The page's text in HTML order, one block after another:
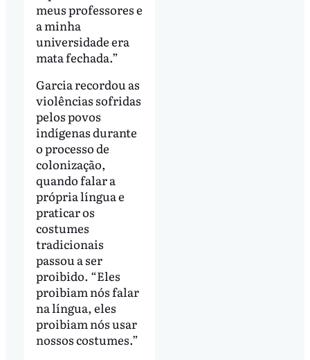
meus professores e
a minha
universidade era
mata fechada.”
Garcia recordou as
violências sofridas
pelos povos
indígenas durante
o processo de
colonização,
quando falar a
própria língua e
praticar os
costumes
tradicionais
passou a ser
proibido. “Eles
proibiam nós falar
na língua, eles
proibiam nós usar
nossos costumes.”